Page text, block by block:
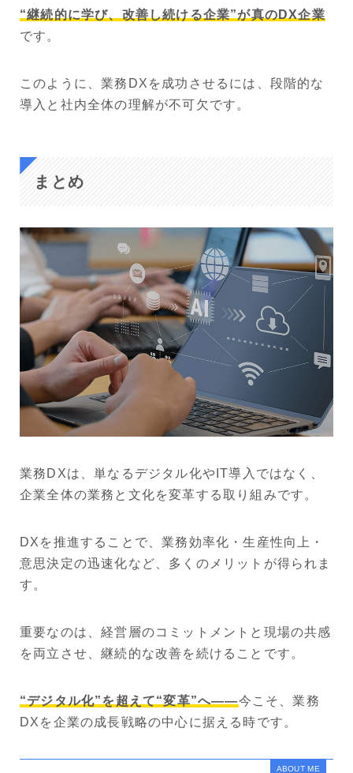
“継続的に学び、改善し続ける企業”が真のDX企業
です。
このように、業務DXを成功させるには、段階的な
導入と社内全体の理解が不可欠です。
まとめ
業務DXは、単なるデジタル化やIT導入ではなく、
企業全体の業務と文化を変革する取り組みです。
DXを推進することで、業務効率化・生産性向上・
意思決定の迅速化など、多くのメリットが得られま
す。
重要なのは、経営層のコミットメントと現場の共感
を両立させ、継続的な改善を続けることです。
“デジタル化”を超えて“変革”へ——今こそ、業務
DXを企業の成長戦略の中心に据える時です。
ABOUT ME